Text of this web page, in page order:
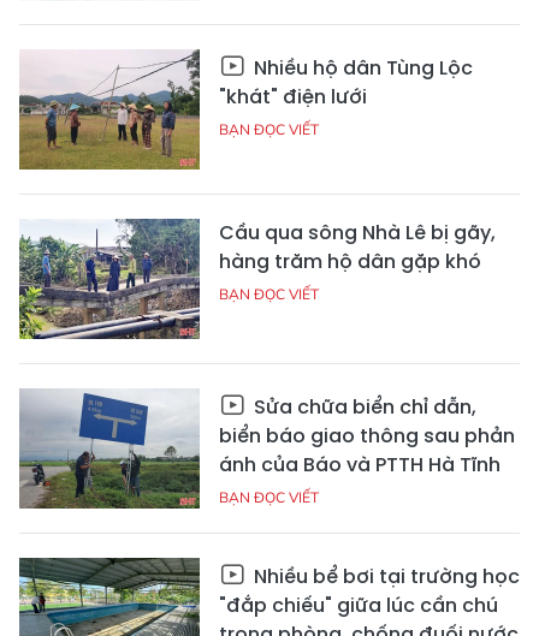
Nhiều hộ dân Tùng Lộc
"khát" điện lưới
BẠN ĐỌC VIẾT
Cầu qua sông Nhà Lê bị gãy,
hàng trăm hộ dân gặp khó
BẠN ĐỌC VIẾT
Sửa chữa biển chỉ dẫn,
biển báo giao thông sau phản
ánh của Báo và PTTH Hà Tĩnh
BẠN ĐỌC VIẾT
Nhiều bể bơi tại trường học
"đắp chiếu" giữa lúc cần chú